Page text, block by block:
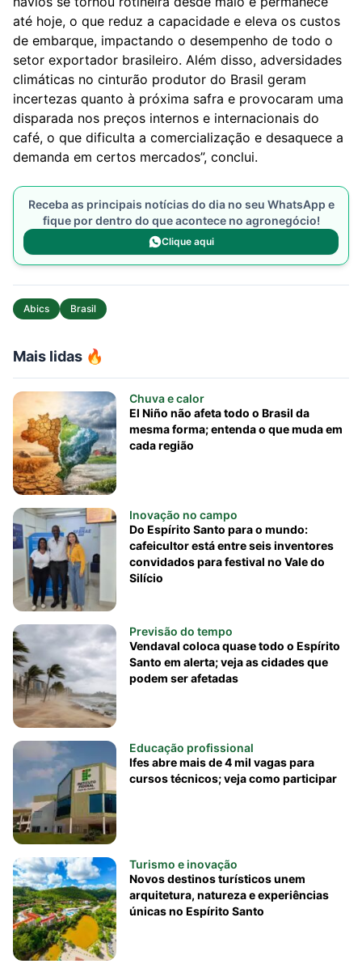
Mais lidas 🔥
Chuva e calor
El Niño não afeta todo o Brasil da
mesma forma; entenda o que muda em
cada região
Inovação no campo
Do Espírito Santo para o mundo:
cafeicultor está entre seis inventores
convidados para festival no Vale do
Silício
Previsão do tempo
Vendaval coloca quase todo o Espírito
Santo em alerta; veja as cidades que
podem ser afetadas
Educação profissional
Ifes abre mais de 4 mil vagas para
cursos técnicos; veja como participar
Turismo e inovação
Novos destinos turísticos unem
arquitetura, natureza e experiências
únicas no Espírito Santo
até hoje, o que reduz a capacidade e eleva os custos
de embarque, impactando o desempenho de todo o
setor exportador brasileiro. Além disso, adversidades
climáticas no cinturão produtor do Brasil geram
incertezas quanto à próxima safra e provocaram uma
disparada nos preços internos e internacionais do
café, o que dificulta a comercialização e desaquece a
demanda em certos mercados”, conclui.
Receba as principais notícias do dia no seu WhatsApp e
fique por dentro do que acontece no agronegócio!
Clique aqui
Abics Brasil